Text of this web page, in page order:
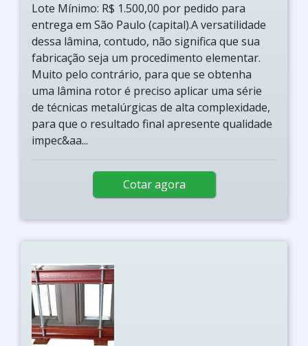
Lote Mínimo: R$ 1.500,00 por pedido para
entrega em São Paulo (capital).A versatilidade
dessa lâmina, contudo, não significa que sua
fabricação seja um procedimento elementar.
Muito pelo contrário, para que se obtenha
uma lâmina rotor é preciso aplicar uma série
de técnicas metalúrgicas de alta complexidade,
para que o resultado final apresente qualidade
impec&aa...
Cotar agora